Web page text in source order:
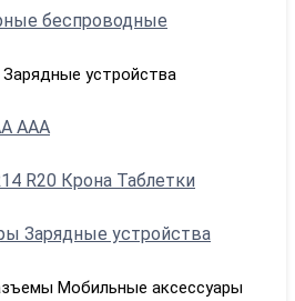
беспроводные
устройства
ААА
R20 Крона Таблетки
Зарядные устройства
Мобильные аксессуары